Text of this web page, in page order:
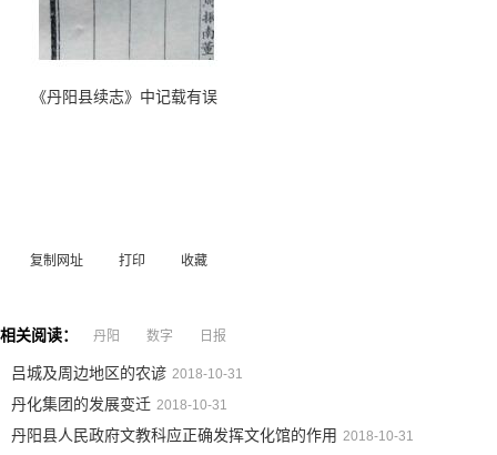
《丹阳县续志》中记载有误
复制网址 打印 收藏
相关阅读： 丹阳 数字 日报
吕城及周边地区的农谚 2018-10-31
丹化集团的发展变迁 2018-10-31
丹阳县人民政府文教科应正确发挥文化馆的作用 2018-10-31